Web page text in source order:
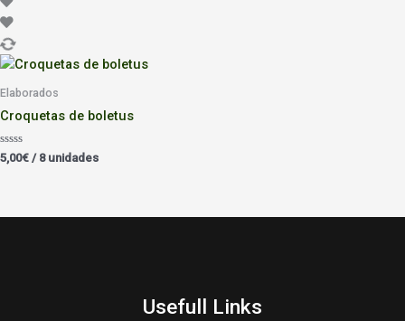
Elaborados
Croquetas de boletus
Valorado
con
5,00€ / 8 unidades
Usefull Links